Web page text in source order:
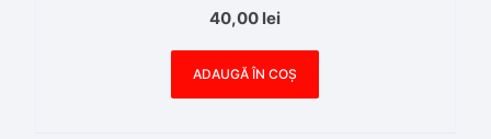
40,00 lei
ADAUGĂ ÎN COȘ